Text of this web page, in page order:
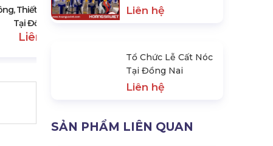
Thiết Kế, In Backdrop
Tại Đồng Nai
Liên hệ
Liên hệ
Tổ Chức Lễ Cất Nóc
Tại Đồng Nai
Liên hệ
SẢN PHẨM LIÊN QUAN